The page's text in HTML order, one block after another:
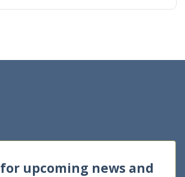
upcoming news and